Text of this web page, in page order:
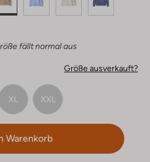
fällt normal aus
Größe ausverkauft?
XL XXL
Warenkorb